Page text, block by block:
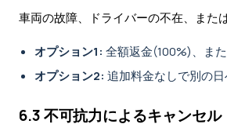
車両の故障、ドライバーの不在、また
オプション1: 全額返金(100%)、ま
オプション2: 追加料金なしで別の日
6.3 不可抗力によるキャンセル